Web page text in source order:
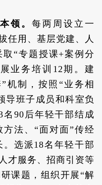
领。 每两周设立一
任用、基层党建、人
“专题授课+案例分
业务培训12期。建
机制，按照“业务相
导班子成员和科室负
90后年轻干部结成
法、“面对面”传经
选派18名年轻干部
才服务、招商引资等
课题，组织开展“解